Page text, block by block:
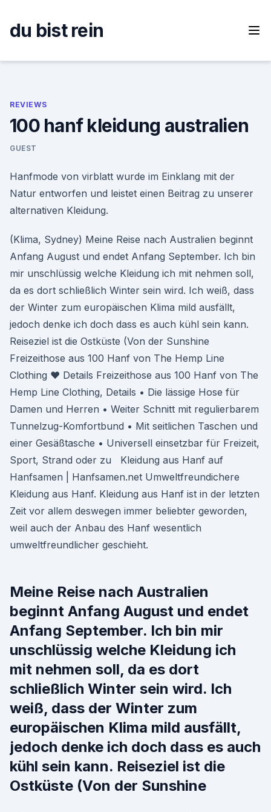
content
du bist rein
REVIEWS
100 hanf kleidung australien
GUEST
Hanfmode von virblatt wurde im Einklang mit der
Natur entworfen und leistet einen Beitrag zu unserer
alternativen Kleidung.
(Klima, Sydney) Meine Reise nach Australien beginnt
Anfang August und endet Anfang September. Ich bin
mir unschlüssig welche Kleidung ich mit nehmen soll,
da es dort schließlich Winter sein wird. Ich weiß, dass
der Winter zum europäischen Klima mild ausfällt,
jedoch denke ich doch dass es auch kühl sein kann.
Reiseziel ist die Ostküste (Von der Sunshine
Freizeithose aus 100 Hanf von The Hemp Line
Clothing ♥ Details Freizeithose aus 100 Hanf von The
Hemp Line Clothing, Details • Die lässige Hose für
Damen und Herren • Weiter Schnitt mit regulierbarem
Tunnelzug-Komfortbund • Mit seitlichen Taschen und
einer Gesäßtasche • Universell einsetzbar für Freizeit,
Sport, Strand oder zu Kleidung aus Hanf auf
Hanfsamen | Hanfsamen.net Umweltfreundichere
Kleidung aus Hanf. Kleidung aus Hanf ist in der letzten
Zeit vor allem deswegen immer beliebter geworden,
weil auch der Anbau des Hanf wesentlich
umweltfreundlicher geschieht.
Meine Reise nach Australien
beginnt Anfang August und endet
Anfang September. Ich bin mir
unschlüssig welche Kleidung ich
mit nehmen soll, da es dort
schließlich Winter sein wird. Ich
weiß, dass der Winter zum
europäischen Klima mild ausfällt,
jedoch denke ich doch dass es auch
kühl sein kann. Reiseziel ist die
Ostküste (Von der Sunshine